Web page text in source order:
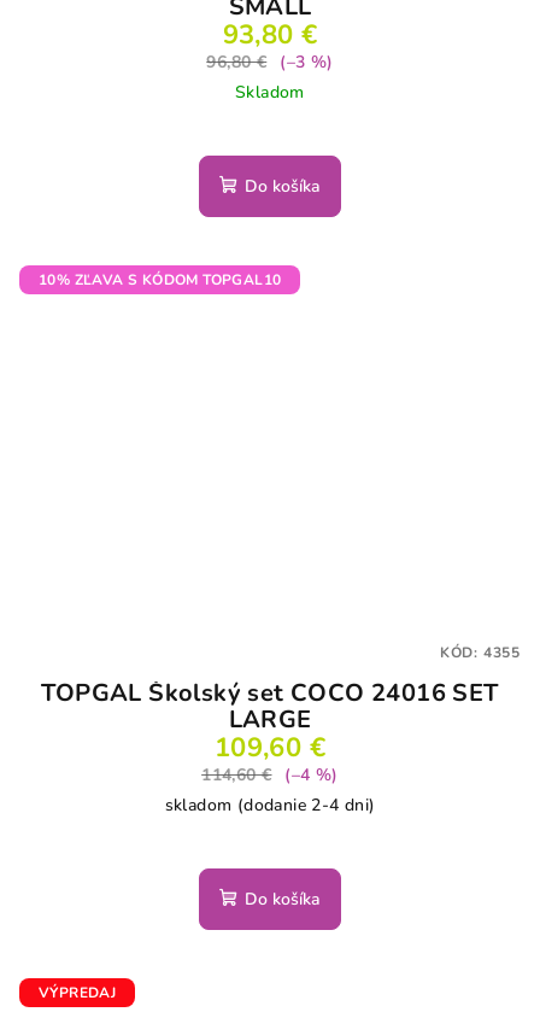
SMALL
93,80 €
96,80 €
(–3 %)
Skladom
Do košíka
10% ZĽAVA S KÓDOM TOPGAL10
TOPGAL Školský set COCO 24016 SET
LARGE
109,60 €
114,60 €
(–4 %)
skladom (dodanie 2-4 dni)
Do košíka
KÓD: 4355
VÝPREDAJ